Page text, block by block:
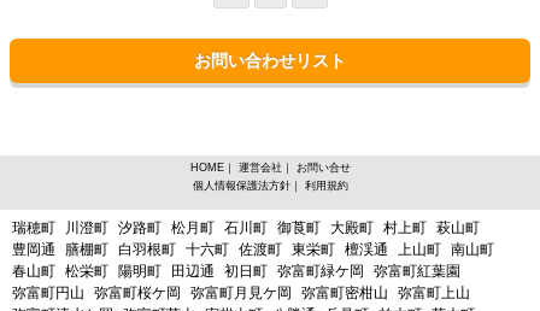
お問い合わせリスト
愛知県名古屋市瑞穂区からスポーツスクールを探す
瑞穂町 川澄町 汐路町 松月町 石川町 御莨町 大殿町 村上町 萩山町
豊岡通
膳棚町 白羽根町 十六町 佐渡町 東栄町 檀渓通 上山町 南山町
春山町 松栄町 陽明町 田辺通 初日町 弥富町緑ケ岡
弥富町紅葉園
弥富町円山
弥富町桜ケ岡 弥富町月見ケ岡 弥富町密柑山
弥富町上山
HOME｜ 運営会社 ｜
お問い合せ
個人情報保護法方針｜ 利用規約